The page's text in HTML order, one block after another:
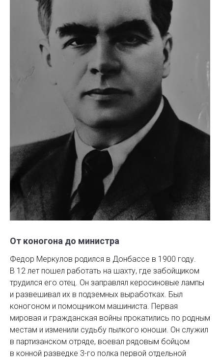
От коногона до министра
Федор Меркулов родился в Донбассе в 1900 году.
В 12 лет пошел работать на шахту, где забойщиком
трудился его отец. Он заправлял керосиновые лампы
и развешивал их в подземных выработках. Был
коногоном и помощником машиниста. Первая
мировая и гражданская войны прокатились по родным
местам и изменили судьбу пылкого юноши. Он служил
в партизанском отряде, воевал рядовым бойцом
в конной разведке 3-го полка первой отдельной